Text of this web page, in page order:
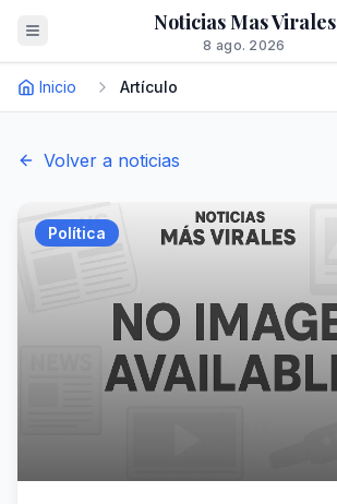
Noticias Mas Virales
8 ago. 2026
Inicio Artículo
Volver a noticias
Política